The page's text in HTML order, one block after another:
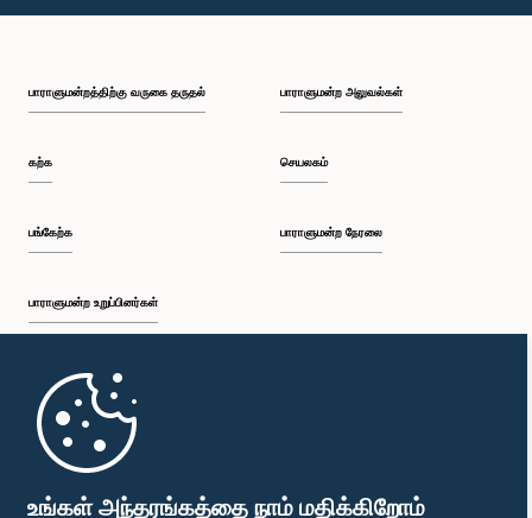
உங்கள் அந்தரங்கத்தை நாம் மதிக்கிறோம்
பாராளுமன்றத்திற்கு வருகை தருதல்
கற்க
பங்கேற்க
பாராளுமன்ற உறுப்பினர்கள்
முதற்பக்கம்
பாராளுமன்ற அலுவல்கள்
செயலகம்
பாராளுமன்ற நேரலை
பாராளுமன்ற கையடக்க செயலி